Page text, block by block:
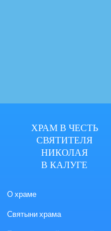
ХРАМ В ЧЕСТЬ
СВЯТИТЕЛЯ
НИКОЛАЯ
В КАЛУГЕ
О храме
Святыни храма